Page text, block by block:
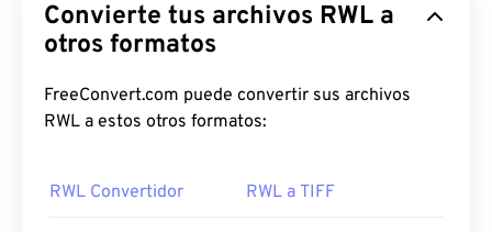
Convierte tus archivos RWL a
otros formatos
FreeConvert.com puede convertir sus archivos
RWL a estos otros formatos:
RWL Convertidor RWL a TIFF